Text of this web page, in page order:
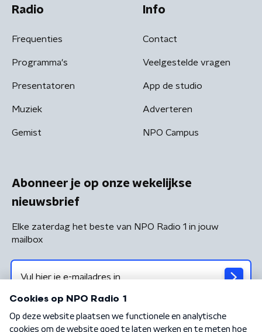
Radio
Frequenties
Programma's
Presentatoren
Muziek
Gemist
Info
Contact
Veelgestelde vragen
App de studio
Adverteren
NPO Campus
Abonneer je op onze wekelijkse
nieuwsbrief
Elke zaterdag het beste van NPO Radio 1 in jouw
mailbox